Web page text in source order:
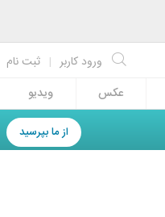
ثبت نام | ورود کاربر
عکس ویدیو
از ما بپرسید